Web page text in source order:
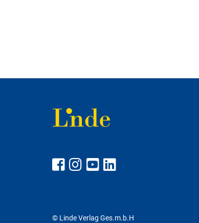
© Linde Verlag Ges.m.b.H